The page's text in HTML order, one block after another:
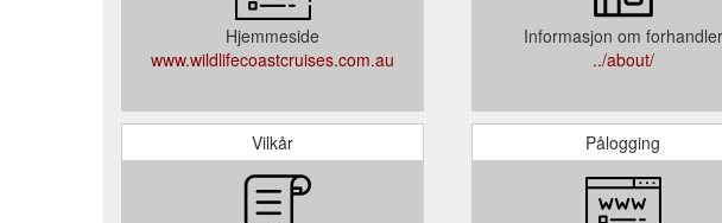
Hjemmeside
www.wildlifecoastcruises.com.au
Informasjon om forhandler
../about/
Vilkår Pålogging